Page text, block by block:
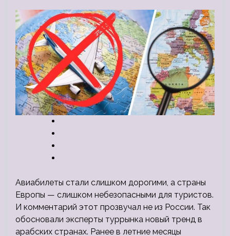
Авиабилеты стали слишком дорогими, а страны
Европы — слишком небезопасными для туристов.
И комментарий этот прозвучал не из России. Так
обосновали эксперты туррынка новый тренд в
арабских странах. Ранее в летние месяцы